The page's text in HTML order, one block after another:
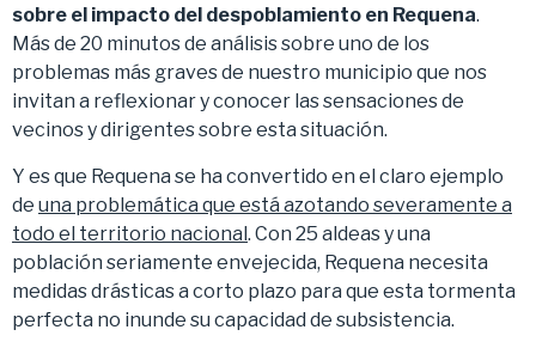
sobre el impacto del despoblamiento en Requena.
Más de 20 minutos de análisis sobre uno de los
problemas más graves de nuestro municipio que nos
invitan a reflexionar y conocer las sensaciones de
vecinos y dirigentes sobre esta situación.
Y es que Requena se ha convertido en el claro ejemplo
de una problemática que está azotando severamente a
todo el territorio nacional. Con 25 aldeas y una
población seriamente envejecida, Requena necesita
medidas drásticas a corto plazo para que esta tormenta
perfecta no inunde su capacidad de subsistencia.